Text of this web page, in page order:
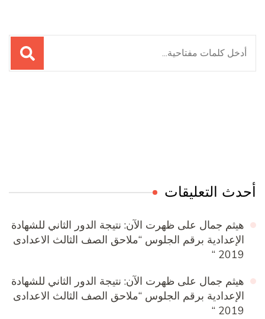
البحث
عن:
أحدث التعليقات
هيثم جمال على ظهرت الآن: نتيجة الدور الثاني للشهادة
الإعدادية برقم الجلوس “ملاحق الصف الثالث الاعدادى
2019 “
هيثم جمال على ظهرت الآن: نتيجة الدور الثاني للشهادة
الإعدادية برقم الجلوس “ملاحق الصف الثالث الاعدادى
2019 “